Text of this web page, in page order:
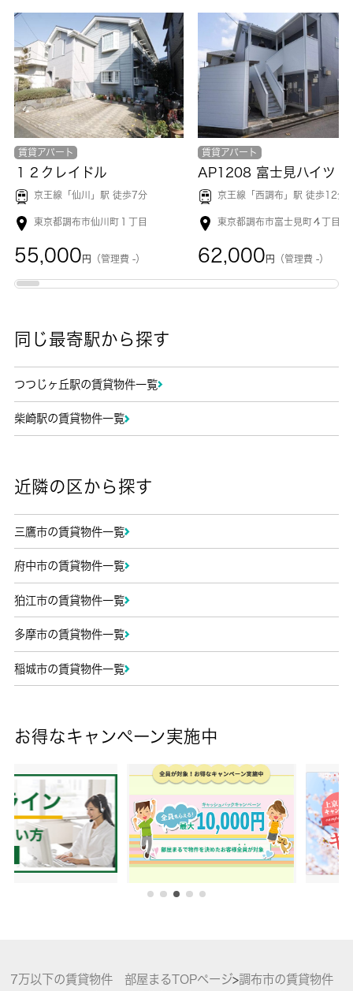
賃貸アパート
１２クレイドル
京王線「 仙川 」駅 徒歩7分
東京都調布市仙川町１丁目
55,000 円 （管理費 -）
賃貸アパート
AP1208 富士見ハイツ
京王線「西調布 」駅 徒歩12分
東京都調布市富士見町４丁目
62,000 円 （管理費 -）
同じ最寄駅から探す
つつじヶ丘駅の賃貸物件一覧
柴崎駅の賃貸物件一覧
近隣の区から探す
三鷹市の賃貸物件一覧
府中市の賃貸物件一覧
狛江市の賃貸物件一覧
多摩市の賃貸物件一覧
稲城市の賃貸物件一覧
お得なキャンペーン実施中
7万以下の賃貸物件 部屋まるTOPページ>調布市の賃貸物件